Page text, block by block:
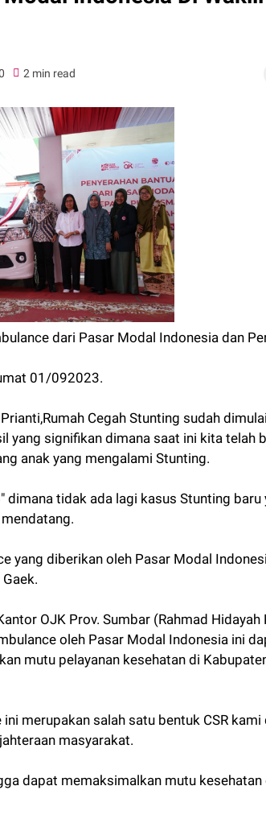
2 min read
dari Pasar Modal Indonesia dan
01/092023.
Cegah Stunting sudah
yang signifikan dimana saat ini kita telah
anak yang mengalami Stunting.
tidak ada lagi kasus Stunting baru
yang diberikan oleh Pasar Modal
OJK Prov. Sumbar (Rahmad Hidayah
oleh Pasar Modal Indonesia ini
mutu pelayanan kesehatan di
merupakan salah satu bentuk CSR kami
masyarakat.
dapat memaksimalkan mutu kesehatan